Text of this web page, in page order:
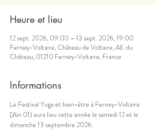
Heure et lieu
12 sept. 2026, 09:00 – 13 sept. 2026, 19:00
Ferney-Voltaire, Château de Voltaire, All. du
Château, 01210 Ferney-Voltaire, France
Informations
Le Festival Yoga et bien-être à Ferney-Voltaire
(Ain 01) aura lieu cette année le samedi 12 et le
dimanche 13 septembre 2026.